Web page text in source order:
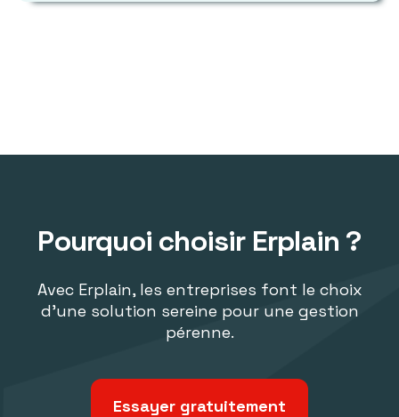
Pourquoi choisir Erplain ?
Avec Erplain, les entreprises font le choix
d'une solution sereine pour une gestion
pérenne.
Essayer gratuitement